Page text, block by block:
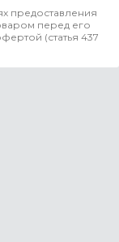
предоставления
перед его
(статья 437